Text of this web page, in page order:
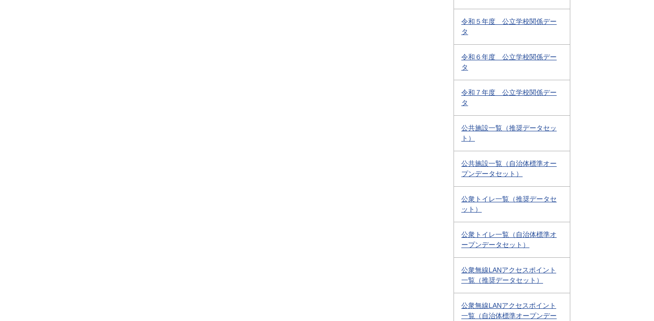
令和５年度 公立学校関係デー
タ
令和６年度 公立学校関係デー
タ
令和７年度 公立学校関係デー
タ
公共施設一覧（推奨データセッ
ト）
公共施設一覧（自治体標準オー
プンデータセット）
公衆トイレ一覧（推奨データセ
ット）
公衆トイレ一覧（自治体標準オ
ープンデータセット）
公衆無線LANアクセスポイント
一覧（推奨データセット）
公衆無線LANアクセスポイント
一覧（自治体標準オープンデー